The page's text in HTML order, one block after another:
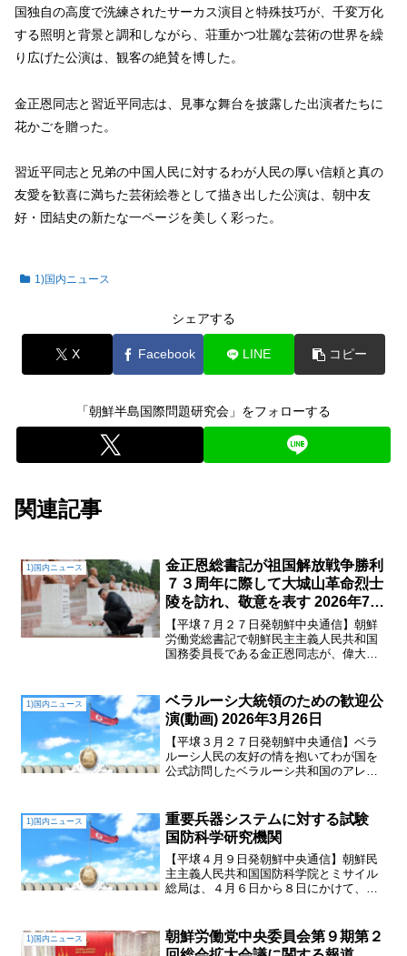
国独自の高度で洗練されたサーカス演目と特殊技巧が、千変万化
する照明と背景と調和しながら、荘重かつ壮麗な芸術の世界を繰
り広げた公演は、観客の絶賛を博した。
金正恩同志と習近平同志は、見事な舞台を披露した出演者たちに
花かごを贈った。
習近平同志と兄弟の中国人民に対するわが人民の厚い信頼と真の
友愛を歓喜に満ちた芸術絵巻として描き出した公演は、朝中友
好・団結史の新たな一ページを美しく彩った。
1)国内ニュース
シェアする
X Facebook LINE コピー
「朝鮮半島国際問題研究会」をフォローする
関連記事
1)国内ニュース
金正恩総書記が祖国解放戦争勝利
７３周年に際して大城山革命烈士
陵を訪れ、敬意を表す 2026年7月
26日
【平壌７月２７日発朝鮮中央通信】朝鮮
労働党総書記で朝鮮民主主義人民共和国
国務委員長である金正恩同志が、偉大な
を訪れた。朝鮮労働党中央委員会政治局
常務委員会委員をはじめ党...
1)国内ニュース
ベラルーシ大統領のための歓迎公
演(動画) 2026年3月26日
【平壌３月２７日発朝鮮中央通信】ベラ
ルーシ人民の友好の情を抱いてわが国を
公式訪問したベラルーシ共和国のアレク
リンクで行われた。朝鮮民主主義人民共
和国の金正恩国務委員長が...
1)国内ニュース
重要兵器システムに対する試験
国防科学研究機関
【平壌４月９日発朝鮮中央通信】朝鮮民
主主義人民共和国国防科学院とミサイル
総局は、４月６日から８日にかけて、電
体の戦闘的信頼性検証試験、戦術弾道ミ
サイル散布戦闘部の戦闘適...
1)国内ニュース
朝鮮労働党中央委員会第９期第２